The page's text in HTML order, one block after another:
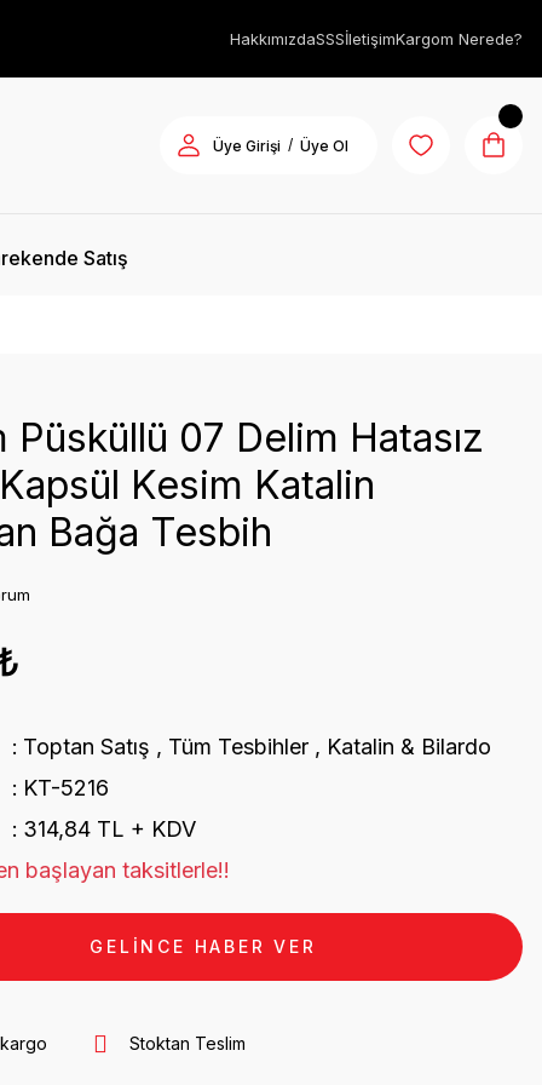
HakkımızdaSSSİletişimKargom Nerede?
Üye Girişi / Üye Ol
Satış
Püsküllü 07 Delim Hatasız
Kesim Katalin
Bağa Tesbih
Toptan Satış , Tüm Tesbihler , Katalin & Bilardo
KT-5216
314,84 TL + KDV
başlayan taksitlerle!!
GELİNCE HABER VER
Stoktan Teslim